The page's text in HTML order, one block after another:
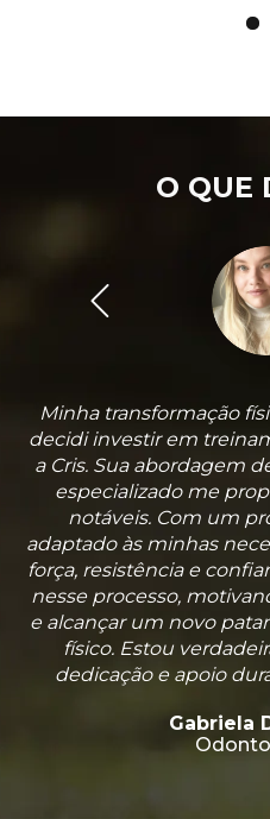
O QUE
Minha transformação
decidi investir em
a Cris. Sua abordagem
especializado me
notáveis. Com um
adaptado às minhas
força, resistência e
nesse processo,
e alcançar um novo
físico. Estou
dedicação e apoio
Gabriela